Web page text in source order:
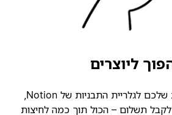
ליוצרים
להעלות את התבנית שלכם לגלריית התבניות של Notion,
תשלום – הכול תוך כמה לחיצות